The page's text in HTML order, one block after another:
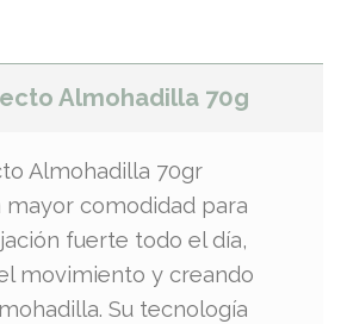
Almohadilla 70g
Almohadilla 70gr
comodidad para
fuerte todo el día,
movimiento y creando
Su tecnología